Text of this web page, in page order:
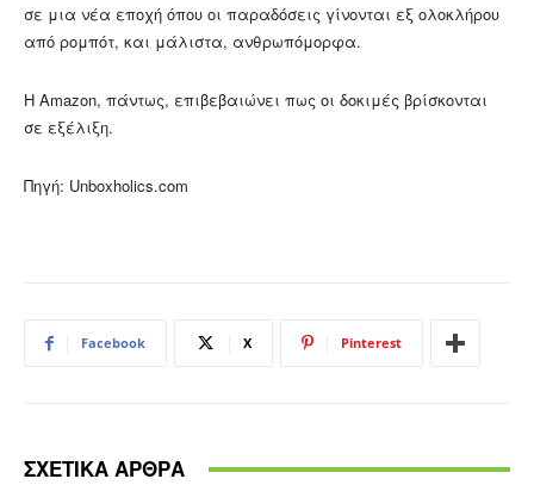
σε μια νέα εποχή όπου οι παραδόσεις γίνονται εξ ολοκλήρου
από ρομπότ, και μάλιστα, ανθρωπόμορφα.
H Amazon, πάντως, επιβεβαιώνει πως οι δοκιμές βρίσκονται
σε εξέλιξη.
Πηγή: Unboxholics.com
Facebook X Pinterest
ΣΧΕΤΙΚΑ ΑΡΘΡΑ